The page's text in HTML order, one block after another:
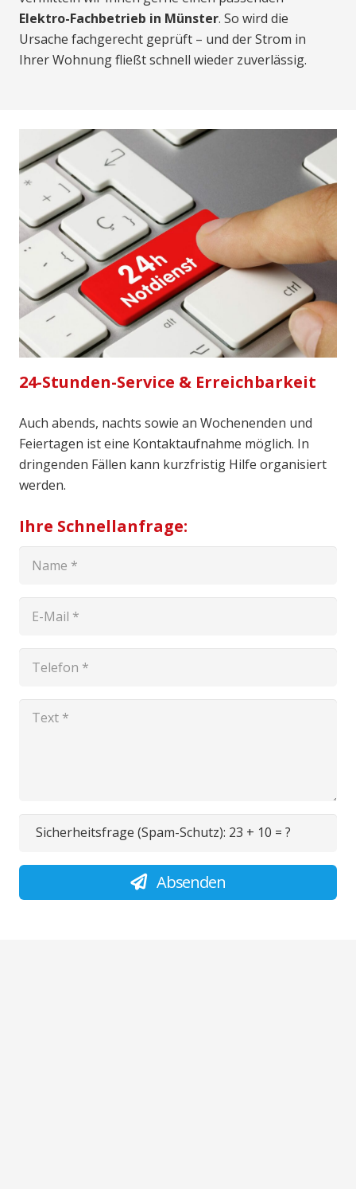
Elektro-Fachbetrieb in Münster. So wird die
Ursache fachgerecht geprüft – und der Strom in
Ihrer Wohnung fließt schnell wieder zuverlässig.
24-Stunden-Service & Erreichbarkeit
Auch abends, nachts sowie an Wochenenden und
Feiertagen ist eine Kontaktaufnahme möglich. In
dringenden Fällen kann kurzfristig Hilfe organisiert
werden.
Ihre Schnellanfrage:
Sicherheitsfrage (Spam-Schutz): 23 + 10 = ?
Absenden